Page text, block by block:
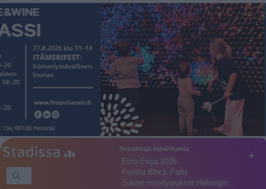
+
Suosittuja tapahtumia
Etno-Espa 2026
Puotila Block Party
Suuret risteilyalukset Helsingin…